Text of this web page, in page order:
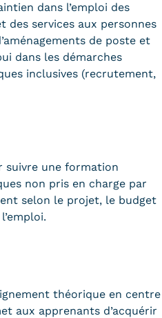
dans l’emploi des
des services aux personnes
de poste et
dans les démarches
inclusives (recrutement,
suivre une formation
non pris en charge par
selon le projet, le budget
théorique en centre
aux apprenants d’acquérir